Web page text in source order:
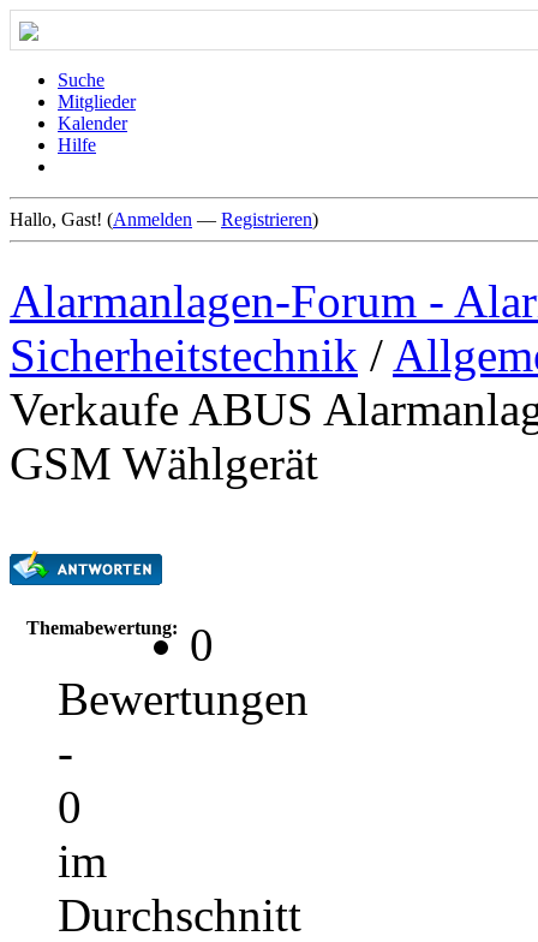
Suche
Mitglieder
Kalender
Hilfe
Hallo, Gast! (Anmelden — Registrieren)
Alarmanlagen-Forum -
Sicherheitstechnik /
Verkaufe ABUS
GSM Wählgerät
Themabewertung:
0
Bewertungen
-
0
im
Durchschnitt